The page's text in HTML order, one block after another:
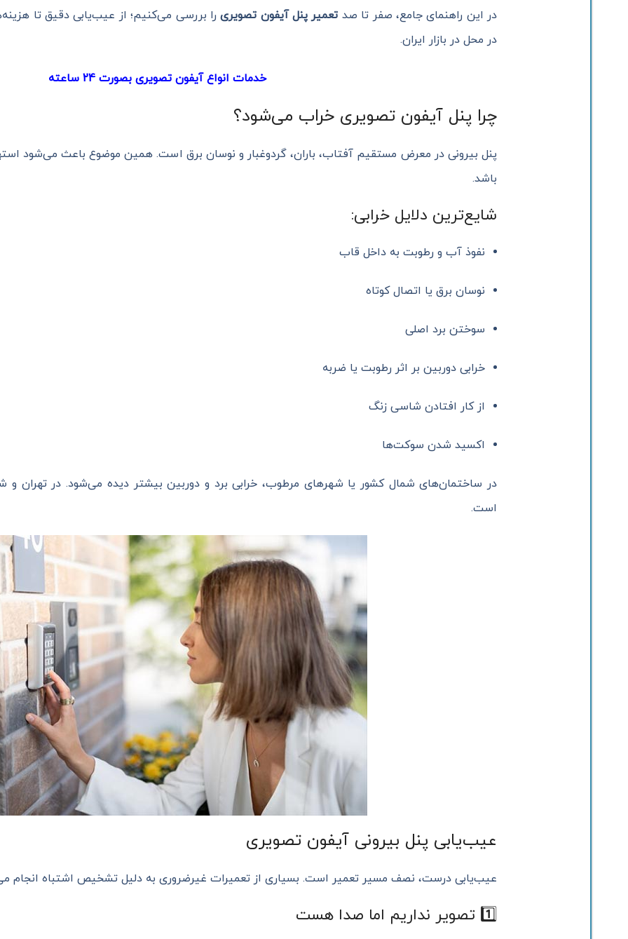
در این راهنمای جامع، صفر تا صد تعمیر پنل آیفون تصویریرا بررسی می‌کنیم؛ از عیب‌یابی دقیق تا
در محل در بازار ایران.
خدمات انواع آیفون تصویری بصورت 24 ساعته
چرا پنل آیفون تصویری خراب می‌شود؟
پنل بیرونی در معرض مستقیم آفتاب، باران، گردوغبار و نوسان برق است. همین موضوع باعث می‌شود
باشد.
شایع‌ترین دلایل خرابی:
نفوذ آب و رطوبت به داخل قاب
نوسان برق یا اتصال کوتاه
سوختن برد اصلی
خرابی دوربین بر اثر رطوبت یا ضربه
از کار افتادن شاسی زنگ
اکسید شدن سوکت‌ها
در ساختمان‌های شمال کشور یا شهرهای مرطوب، خرابی برد و دوربین بیشتر دیده می‌شود. در تهران و
است.
عیب‌یابی پنل بیرونی آیفون تصویری
عیب‌یابی درست، نصف مسیر تعمیر است. بسیاری از تعمیرات غیرضروری به دلیل تشخیص اشتباه انجام
1️⃣ تصویر نداریم اما صدا هست